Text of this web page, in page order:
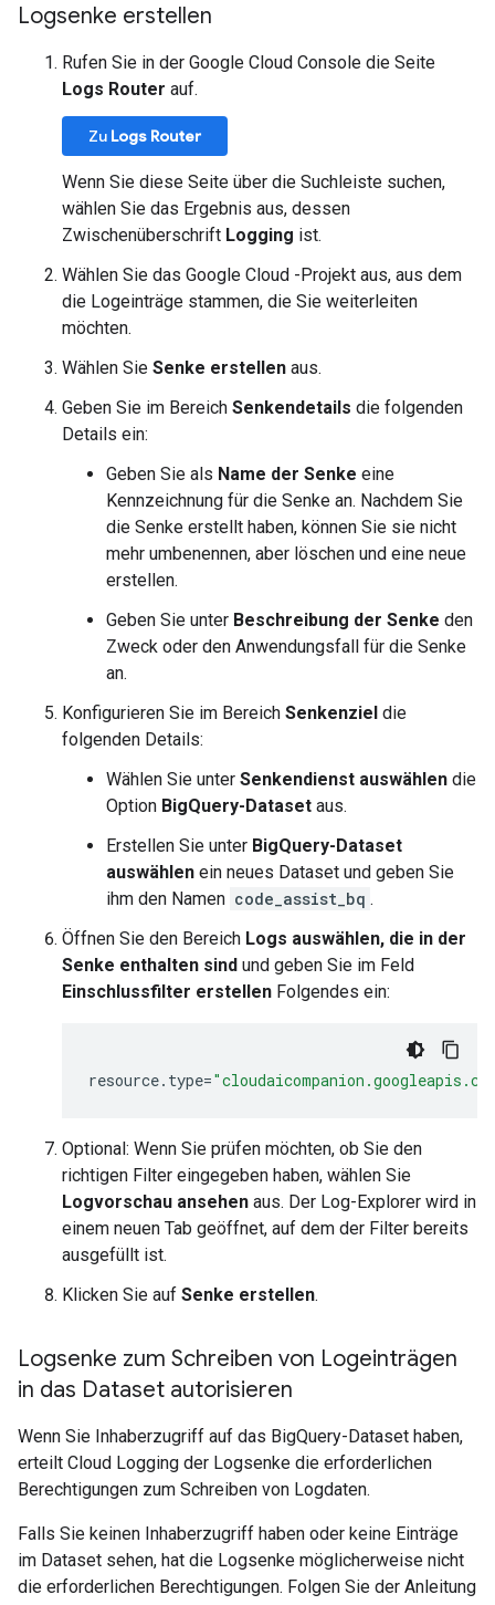
Logsenke erstellen
Rufen Sie in der Google Cloud Console die Seite
Logs Router auf.
Zu Logs Router
Wenn Sie diese Seite über die Suchleiste suchen,
wählen Sie das Ergebnis aus, dessen
Zwischenüberschrift Logging ist.
Wählen Sie das Google Cloud -Projekt aus, aus dem
die Logeinträge stammen, die Sie weiterleiten
möchten.
Wählen Sie Senke erstellen aus.
Geben Sie im Bereich Senkendetails die folgenden
Details ein:
Geben Sie als Name der Senke eine
Kennzeichnung für die Senke an. Nachdem Sie
die Senke erstellt haben, können Sie sie nicht
mehr umbenennen, aber löschen und eine neue
erstellen.
Geben Sie unter Beschreibung der Senke den
Zweck oder den Anwendungsfall für die Senke
an.
Konfigurieren Sie im Bereich Senkenziel die
folgenden Details:
Wählen Sie unter Senkendienst auswählen die
Option BigQuery-Dataset aus.
Erstellen Sie unter BigQuery-Dataset
auswählen ein neues Dataset und geben Sie
ihm den Namen code_assist_bq .
Öffnen Sie den Bereich Logs auswählen, die in der
Senke enthalten sind und geben Sie im Feld
Einschlussfilter erstellen Folgendes ein:
resource.type=
Optional: Wenn Sie prüfen möchten, ob Sie den
richtigen Filter eingegeben haben, wählen Sie
Logvorschau ansehen aus. Der Log-Explorer wird in
einem neuen Tab geöffnet, auf dem der Filter bereits
ausgefüllt ist.
Klicken Sie auf Senke erstellen.
Logsenke zum Schreiben von Logeinträgen
in das Dataset autorisieren
Wenn Sie Inhaberzugriff auf das BigQuery-Dataset haben,
erteilt Cloud Logging der Logsenke die erforderlichen
Berechtigungen zum Schreiben von Logdaten.
Falls Sie keinen Inhaberzugriff haben oder keine Einträge
im Dataset sehen, hat die Logsenke möglicherweise nicht
die erforderlichen Berechtigungen. Folgen Sie der Anleitung